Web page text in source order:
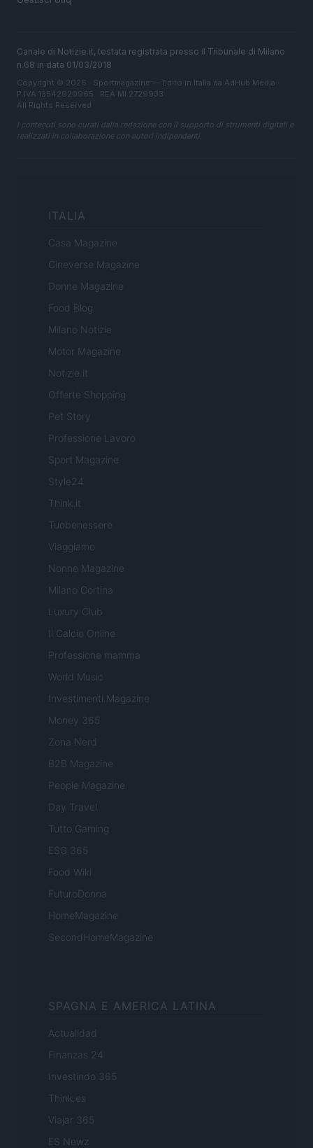
Canale di Notizie.it, testata registrata presso il Tribunale di Milano
n.68 in data 01/03/2018
Copyright © 2026 · Sportmagazine — Edito in Italia da AdHub Media
P.IVA 13542920965 · REA MI 2729933
All Rights Reserved
I contenuti sono curati dalla redazione con il supporto di strumenti digitali e
realizzati in collaborazione con autori indipendenti.
ITALIA
Casa Magazine
Cineverse Magazine
Donne Magazine
Food Blog
Milano Notizie
Motor Magazine
Notizie.it
Offerte Shopping
Pet Story
Professione Lavoro
Sport Magazine
Style24
Think.it
Tuobenessere
Viaggiamo
Nonne Magazine
Milano Cortina
Luxury Club
Il Calcio Online
Professione mamma
World Music
Investimenti Magazine
Money 365
Zona Nerd
B2B Magazine
People Magazine
Day Travel
Tutto Gaming
ESG 365
Food Wiki
FuturoDonna
HomeMagazine
SecondHomeMagazine
SPAGNA E AMERICA LATINA
Actualidad
Finanzas 24
Investindo 365
Think.es
Viajar 365
ES Newz